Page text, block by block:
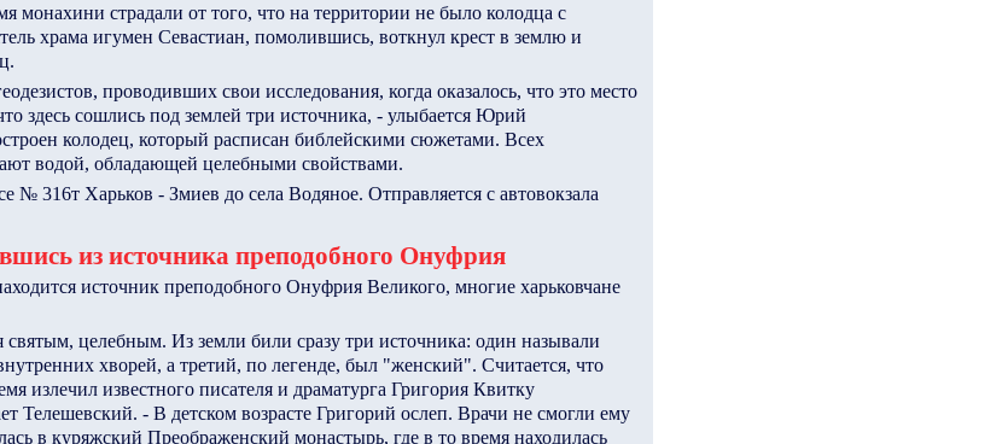
монахини страдали от того, что на территории не было колодца с
храма игумен Севастиан, помолившись, воткнул крест в землю и
проводивших свои исследования, когда оказалось, что это место
здесь сошлись под землей три источника, - улыбается Юрий
колодец, который расписан библейскими сюжетами. Всех
водой, обладающей целебными свойствами.
316т Харьков - Змиев до села Водяное. Отправляется с автовокзала
из источника преподобного Онуфрия
источник преподобного Онуфрия Великого, многие харьковчане
святым, целебным. Из земли били сразу три источника: один называли
хворей, а третий, по легенде, был "женский". Считается, что
излечил известного писателя и драматурга Григория Квитку
Телешевский. - В детском возрасте Григорий ослеп. Врачи не смогли ему
в куряжский Преображенский монастырь, где в то время находилась